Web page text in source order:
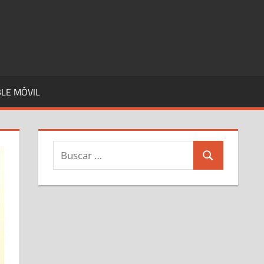
MÓVIL
Buscar:
Buscar